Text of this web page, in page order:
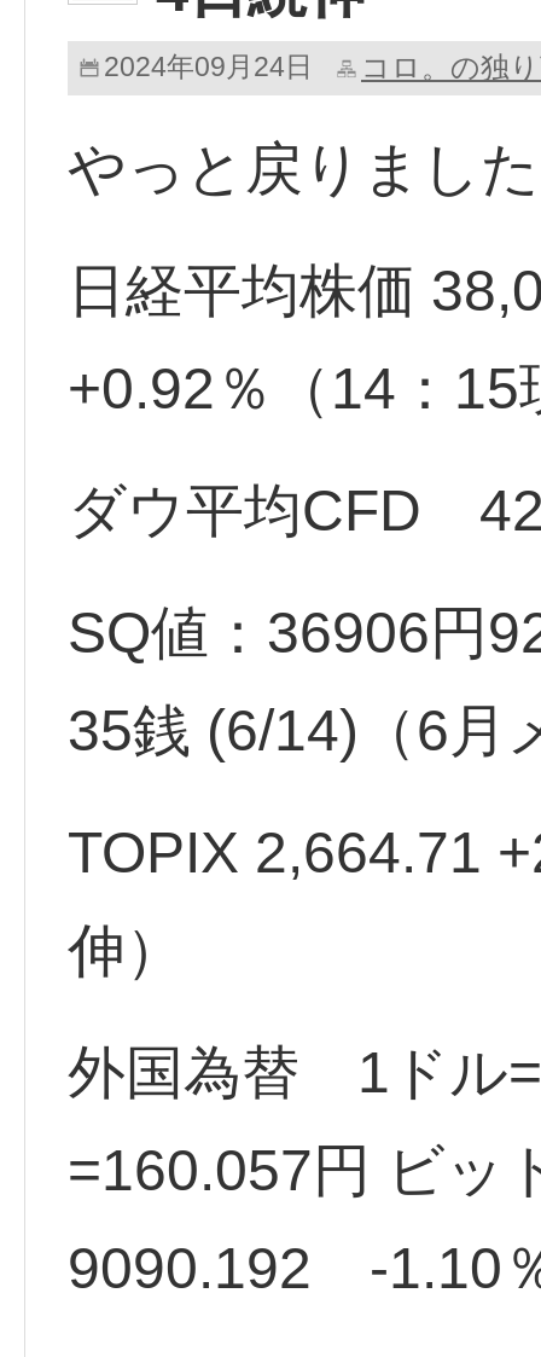
2024年09月24日 コロ。の独
やっと戻りまし
日経平均株価
+0.92％（14：
ダウ平均CFD
SQ値：36906
35銭 (6/14)（6月
TOPIX 2,664.71
伸）
外国為替 1ドル
=160.057円 ビッ
9090.192 -1.10